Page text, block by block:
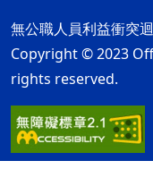
無公職人員利益衝突
Copyright © 2023
rights reserved.